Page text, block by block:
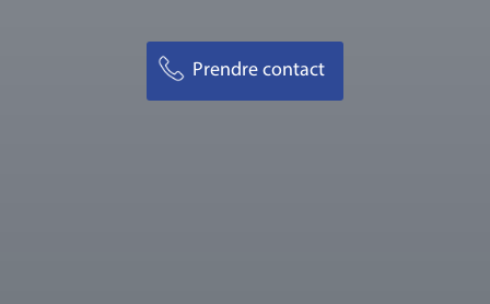
Prendre contact